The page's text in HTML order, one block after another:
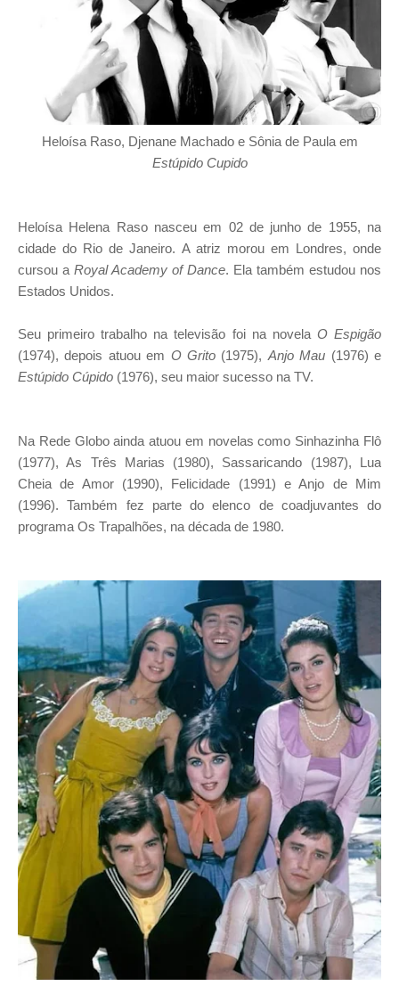
Heloísa Raso, Djenane Machado e Sônia de Paula em
Estúpido Cupido
Heloísa Helena Raso nasceu em 02 de junho de 1955, na
cidade do Rio de Janeiro. A atriz morou em Londres, onde
cursou a Royal Academy of Dance. Ela também estudou nos
Estados Unidos.
Seu primeiro trabalho na televisão foi na novela O Espigão
(1974), depois atuou em O Grito (1975), Anjo Mau (1976) e
Estúpido Cúpido (1976), seu maior sucesso na TV.
Na Rede Globo ainda atuou em novelas como Sinhazinha Flô
(1977), As Três Marias (1980), Sassaricando (1987), Lua
Cheia de Amor (1990), Felicidade (1991) e Anjo de Mim
(1996). Também fez parte do elenco de coadjuvantes do
programa Os Trapalhões, na década de 1980.